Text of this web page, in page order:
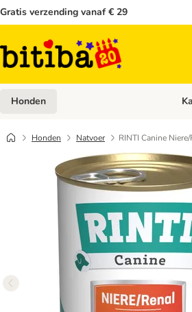
Gratis verzending vanaf € 29
Honden
Honden Natvoer RINTI Canine